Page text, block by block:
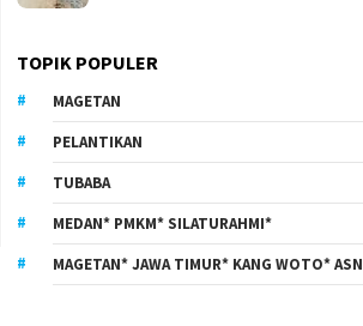
TOPIK POPULER
MAGETAN
PELANTIKAN
TUBABA
MEDAN* PMKM* SILATURAHMI*
MAGETAN* JAWA TIMUR* KANG WOTO* ASN